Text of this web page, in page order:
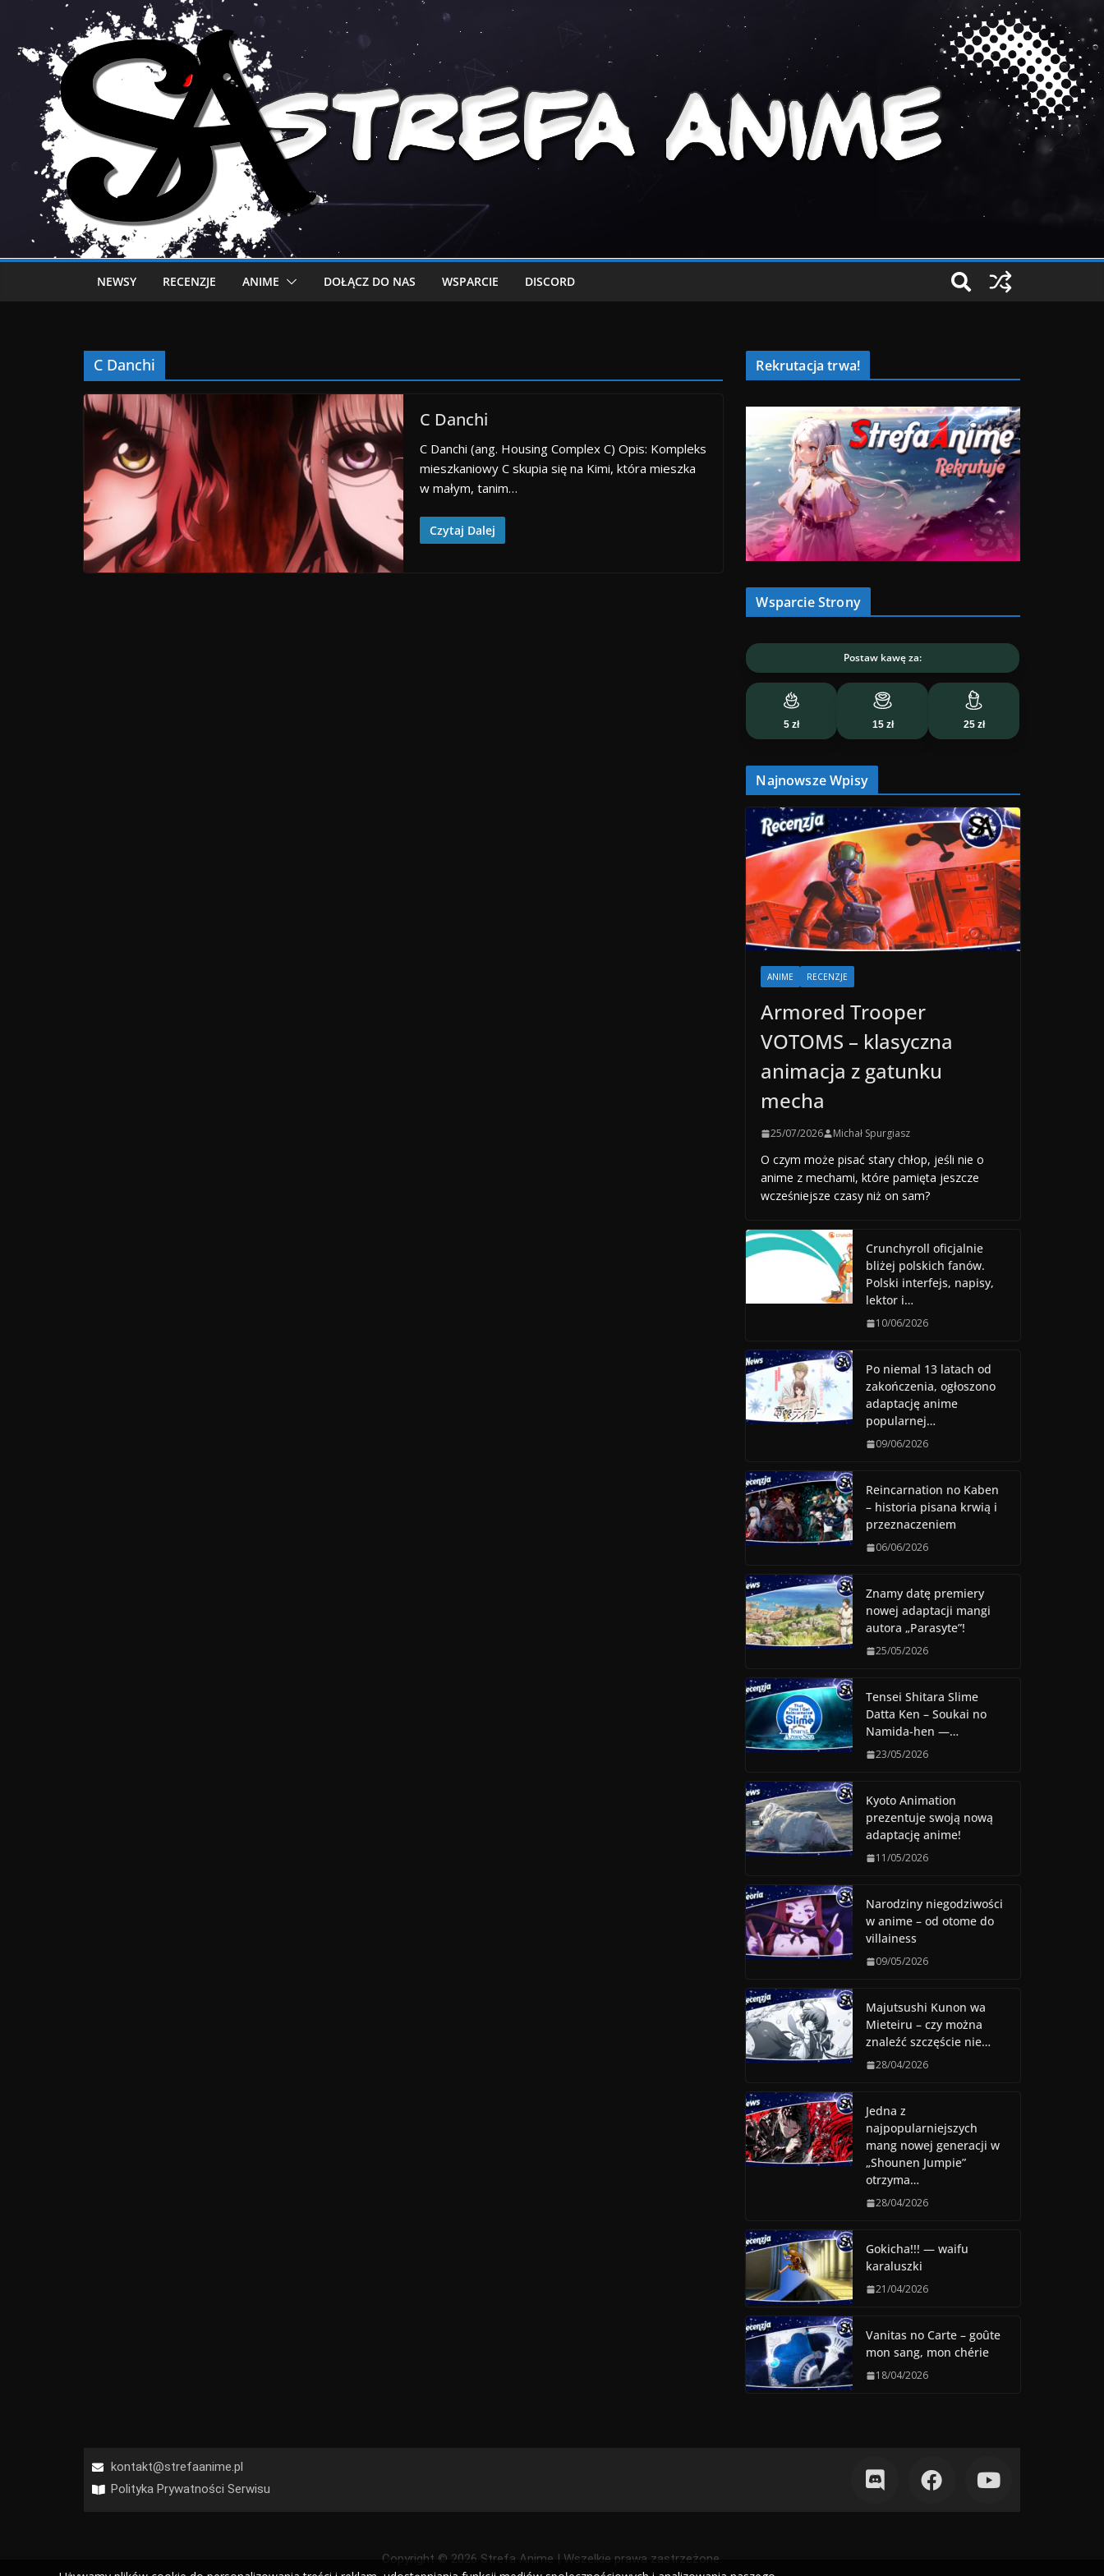
NEWSY RECENZJE ANIME DOŁĄCZ DO NAS WSPARCIE DISCORD
C Danchi
C Danchi
C Danchi (ang. Housing Complex C) Opis: Kompleks
mieszkaniowy C skupia się na Kimi, która mieszka
w małym, tanim…
Czytaj Dalej
Rekrutacja trwa!
Wsparcie Strony
Postaw kawę za:
5 zł 15 zł 25 zł
Najnowsze Wpisy
ANIME RECENZJE
Armored Trooper
VOTOMS – klasyczna
animacja z gatunku
mecha
25/07/2026 Michał Spurgiasz
O czym może pisać stary chłop, jeśli nie o
anime z mechami, które pamięta jeszcze
wcześniejsze czasy niż on sam?
Crunchyroll oficjalnie
bliżej polskich fanów.
Polski interfejs, napisy,
lektor i…
10/06/2026
Po niemal 13 latach od
zakończenia, ogłoszono
adaptację anime
popularnej…
09/06/2026
Reincarnation no Kaben
– historia pisana krwią i
przeznaczeniem
06/06/2026
Znamy datę premiery
nowej adaptacji mangi
autora „Parasyte”!
25/05/2026
Tensei Shitara Slime
Datta Ken – Soukai no
Namida-hen —…
23/05/2026
Kyoto Animation
prezentuje swoją nową
adaptację anime!
11/05/2026
Narodziny niegodziwości
w anime – od otome do
villainess
09/05/2026
Majutsushi Kunon wa
Mieteiru – czy można
znaleźć szczęście nie…
28/04/2026
Jedna z
najpopularniejszych
mang nowej generacji w
„Shounen Jumpie”
otrzyma…
28/04/2026
Gokicha!!! — waifu
karaluszki
21/04/2026
Vanitas no Carte – goûte
mon sang, mon chérie
18/04/2026
kontakt@strefaanime.pl
Polityka Prywatności Serwisu
Copyright © 2026 Strefa Anime | Wszelkie prawa zastrzeżone.